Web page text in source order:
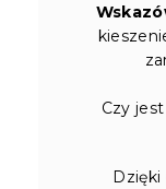
Czy